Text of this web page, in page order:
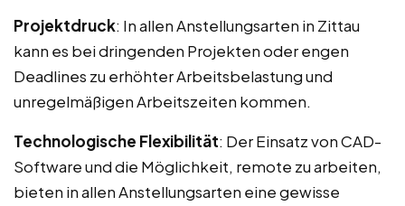
Projektdruck: In allen Anstellungsarten in Zittau
kann es bei dringenden Projekten oder engen
Deadlines zu erhöhter Arbeitsbelastung und
unregelmäßigen Arbeitszeiten kommen.
Technologische Flexibilität: Der Einsatz von CAD-
Software und die Möglichkeit, remote zu arbeiten,
bieten in allen Anstellungsarten eine gewisse